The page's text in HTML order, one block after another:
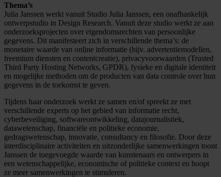
Thema’s
Julia Janssen werkt vanuit Studio Julia Janssen, een onafhankelijk
ontwerpstudio in Design Research. Vanuit deze studio werkt ze aan
onderzoeksprojecten over eigendomsrechten van persoonlijke
gegevens. Dit manifesteert zich in verschillende thema’s: de
monetaire waarde van online informatie (bijv. advertentiemodellen,
freemium diensten en contentcreatie), privacyvoorwaarden (Trusted
Third Party Hosting Networks, GPDR), fysieke en digitale identiteit
en mogelijke methoden om de producten van data controle over hun
gegevens in de toekomst te geven.
Tijdens haar onderzoek werkt ze samen en/of spreekt ze met
verschillende experts op het gebied van informatie recht,
cyberbeveiliging, softwareontwikkeling, datajournalistiek,
datawetenschap, financiële en politieke economie,
gedragswetenschap, innovatie, consultancy en filosofie. Door deze
interdisciplinaire activiteiten en uitzonderlijke samenwerkingen toont
Janssen de toegevoegde waarde van kunstenaars en ontwerpers in
een wetenschappelijke, economische of politieke context en hoopt
ze meer samenwerkingen te stimuleren.